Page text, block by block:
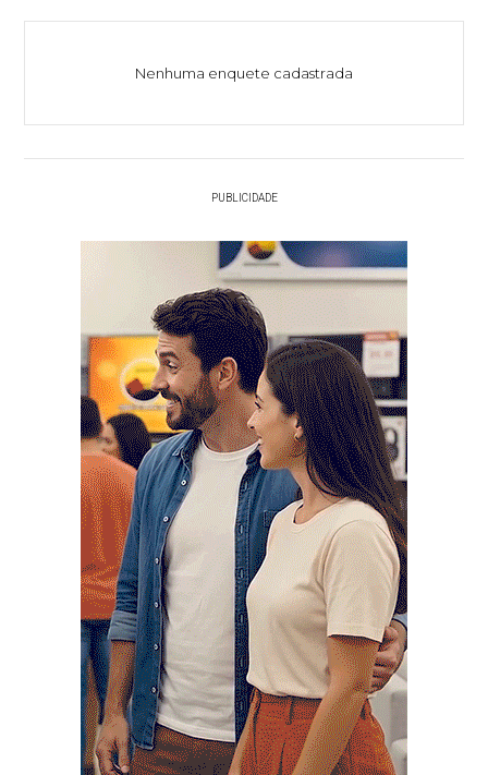
Nenhuma enquete cadastrada
PUBLICIDADE